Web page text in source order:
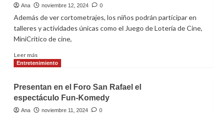
Edén
gran
dueto
Ana noviembre 12, 2024 0
Además de ver cortometrajes, los niños podrán participar en
talleres y actividades únicas como el Juego de Lotería de Cine,
MiniCrítico de cine,
Leer másLeer
más
Ruta
de
Cine
Entretenimiento
Presentan en el Foro San Rafael el
espectáculo Fun-Komedy
Ana noviembre 11, 2024 0